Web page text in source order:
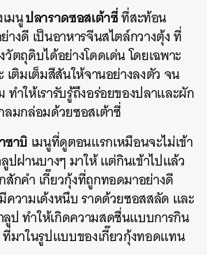
มนูปลาราดซอสเต้าซี่ที่สะท้อน
งดี เป็นอาหารจีนสไตล์กวางตุ้ง ที่
ตถุดิบได้อย่างโดดเด่น โดยเฉพาะ
เติมเต็มสีสันให้จานอย่างลงตัว จน
ทำให้เรารับรู้ถึงอร่อยของปลาและผัก
มกล่อมด้วยซอสเต้าซี่
ซาบิ เมนูที่ดูตอนแรกเหมือนจะไม่เข้า
ปฝานบางๆ มาให้ แต่กินเข้าไปแล้ว
กคำ เกี๊ยวกุ้งที่ถูกทอดมาอย่างดี
วามเด้งหนึบ ราดด้วยซอสสลัด และ
ป ทำให้เกิดความสดชื่นแบบการกิน
มาในรูปแบบของเกี๊ยวกุ้งทอดแทน